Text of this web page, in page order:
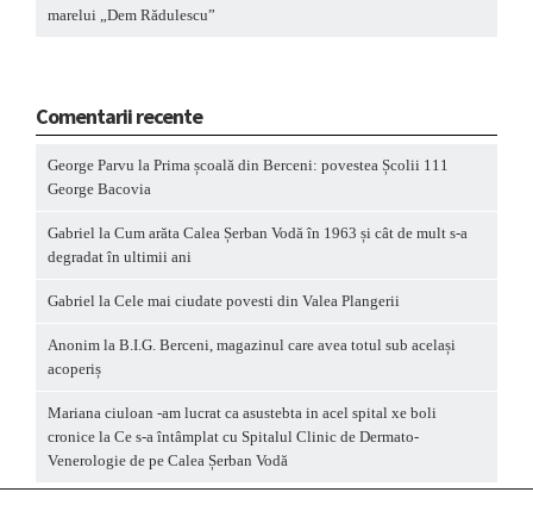
marelui „Dem Rădulescu”
Comentarii recente
George Parvu la Prima școală din Berceni: povestea Școlii 111
George Bacovia
Gabriel la Cum arăta Calea Șerban Vodă în 1963 și cât de mult s-a
degradat în ultimii ani
Gabriel la Cele mai ciudate povesti din Valea Plangerii
Anonim la B.I.G. Berceni, magazinul care avea totul sub același
acoperiș
Mariana ciuloan -am lucrat ca asustebta in acel spital xe boli
cronice la Ce s-a întâmplat cu Spitalul Clinic de Dermato-
Venerologie de pe Calea Șerban Vodă